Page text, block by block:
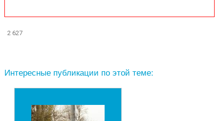
2 627
Интересные публикации по этой теме: